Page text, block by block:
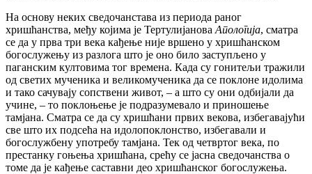
На основу неких сведочанстава из периода раног
хришћанства, међу којима je Тертулијановa Aпологијa, сматра
се да у прва три века кађење није вршено у хришћанском
богослужењу из разлога што је оно било заступљено у
паганским култовима тог времена. Када су гонитељи тражили
од светих мученика и великомученика да се поклоне идолима
и тако сачувају сопствени живот, – а што су они одбијали да
учине, – то поклоњење је подразумевало и приношење
тамјана. Сматра се да су хришћани првих векова, избегавајући
све што их подсећа на идолопоклонство, избегавали и
богослужбену употребу тамјана. Тек од четвртог века, по
престанку гоњења хришћана, срећу се јасна сведочанства о
томе да је кађење саставни део хришћанског богослужења.